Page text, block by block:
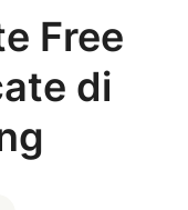
Free
di